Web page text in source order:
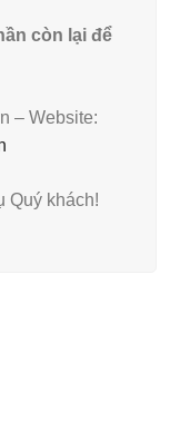
còn lại để
– Website:
Quý khách!